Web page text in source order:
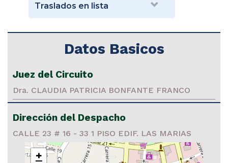
Traslados en lista
Datos Basicos
Juez del Circuito
Dra. CLAUDIA PATRICIA BONFANTE FRANCO
Dirección del Despacho
CALLE 23 # 16 - 33 1 PISO EDIF. LAS MARIAS
+